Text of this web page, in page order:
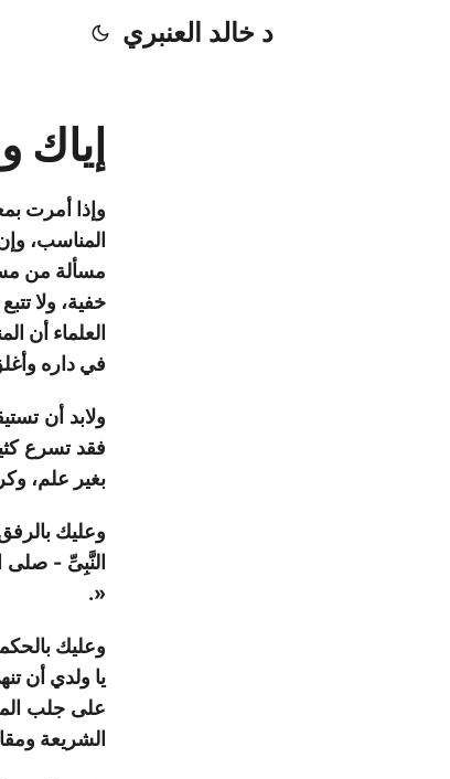
د خالد العنبري
إياك
وإذا أمرت
المناسب،
مسألة من
خفية، ولا
العلماء أن
في داره
ولابد أن
فقد تسرع
بغير علم،
وعليك
النَّبِىِّ - صلى
«.
وعليك
يا ولدي أن
على جلب
الشريعة